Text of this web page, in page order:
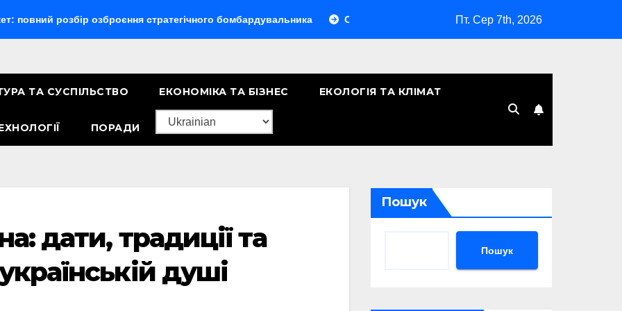
розбір озброєння стратегічного бомбардувальника Скільки років Києву: символічна дата, легенди та те, що кажуть
Пт. Сер 7th, 2026
ТА СУСПІЛЬСТВО ЕКОНОМІКА ТА БІЗНЕС ЕКОЛОГІЯ ТА КЛІМАТ
ПОРАДИ
дати, традиції та
душі
Пошук
Пошук